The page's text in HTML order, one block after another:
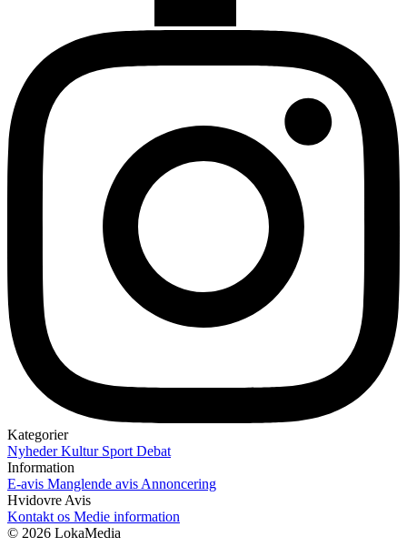
Kategorier
NyhederKultur Sport Debat
Information
E-avis Manglende avis Annoncering
Hvidovre Avis
Kontakt os Medie information
© 2026 LokaMedia